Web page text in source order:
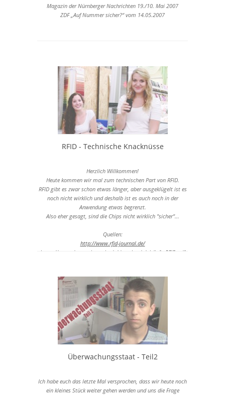
Magazin der Nürnberger Nachrichten 19./10. Mai 2007
ZDF „Auf Nummer sicher?“ vom 14.05.2007
RFID - Technische Knacknüsse
Herzlich Willkommen!
Heute kommen wir mal zum technischen Part von RFID.
RFID gibt es zwar schon etwas länger, aber ausgeklügelt ist es
noch nicht wirklich und deshalb ist es auch noch in der
Anwendung etwas begrenzt.
Also eher gesagt, sind die Chips nicht wirklich "sicher"...
Quellen:
http://www.rfid-journal.de/
https://www.datenschutz.rlp.de/downloads/oh/info_RFID.pdf
Überwachungsstaat - Teil2
Ich habe euch das letzte Mal versprochen, dass wir heute noch
ein kleines Stück weiter gehen werden und uns die Frage